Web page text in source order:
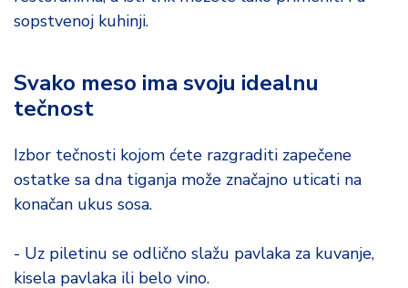
sopstvenoj kuhinji.
Svako meso ima svoju idealnu
tečnost
Izbor tečnosti kojom ćete razgraditi zapečene
ostatke sa dna tiganja može značajno uticati na
konačan ukus sosa.
- Uz piletinu se odlično slažu pavlaka za kuvanje,
kisela pavlaka ili belo vino.